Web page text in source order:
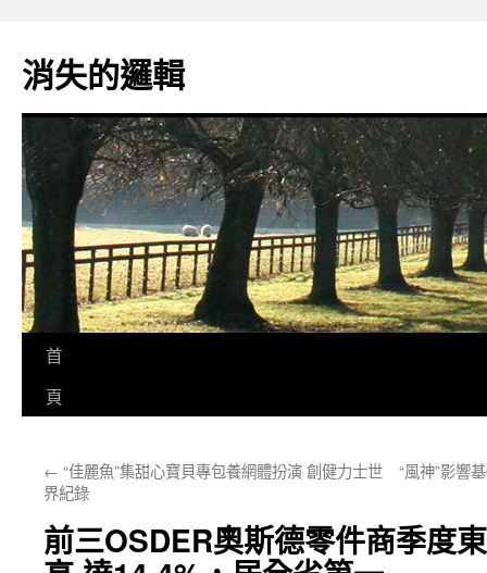
主
要
消失的邏輯
首
頁
← “佳麗魚”集甜心寶貝專包養網體扮演 創健力士世
界紀錄
“風神”影響
前三OSDER奧斯德零件商季度